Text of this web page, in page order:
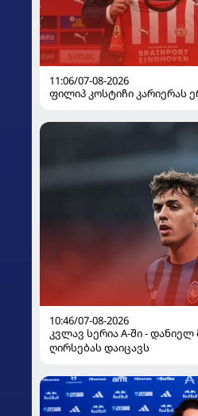
11:06/07-08-2026
ფილიპ კოსტიჩი კარიერას
10:46/07-08-2026
კვლავ სერია A-ში -
ღირსებას დაიცავს